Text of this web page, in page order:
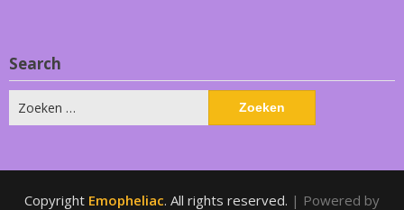
Search
Zoeken
naar:
Copyright Emopheliac. All rights reserved. | Powered by